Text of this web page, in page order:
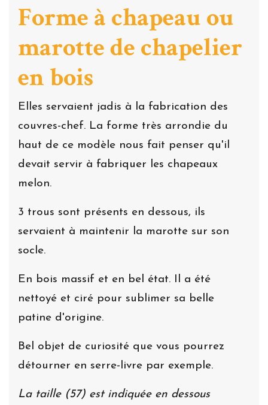
Forme à chapeau ou
marotte de chapelier
en bois
Elles servaient jadis à la fabrication des
couvres-chef. La forme très arrondie du
haut de ce modèle nous fait penser qu'il
devait servir à fabriquer les chapeaux
melon.
3 trous sont présents en dessous, ils
servaient à maintenir la marotte sur son
socle.
En bois massif et en bel état. Il a été
nettoyé et ciré pour sublimer sa belle
patine d'origine.
Bel objet de curiosité que vous pourrez
détourner en serre-livre par exemple.
La taille (57) est indiquée en dessous